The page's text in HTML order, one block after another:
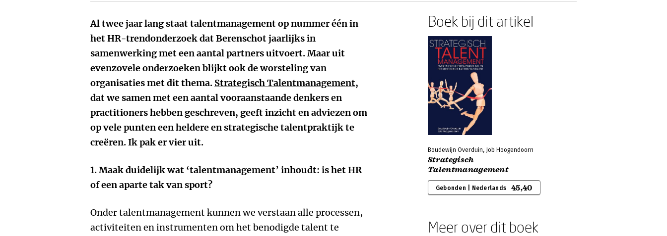
Al twee jaar lang staat talentmanagement op nummeréénin
het HR-trendonderzoek dat Berenschot jaarlijks in
samenwerking met een aantal partners uitvoert. Maar uit
evenzovele onderzoeken blijkt ook de worsteling van
organisaties met dit thema. Strategisch Talentmanagement,
dat we samen met een aantal vooraanstaande denkers en
practitioners hebben geschreven, geeft inzicht en adviezen om
op vele punten een heldere en strategische talentpraktijk te
creëren. Ik pak ervieruit.
1.Maak duidelijk wat ‘talentmanagement’ inhoudt: is het HR
of een aparte tak van sport?
Onder talentmanagement kunnen we verstaan alle processen,
activiteiten en instrumenten om het benodigde talent te
Boek bij dit artikel
Boudewijn Overduin, Job Hoogendoorn
Strategisch
Talentmanagement
Gebonden | Nederlands 45,40
Meer over dit boek